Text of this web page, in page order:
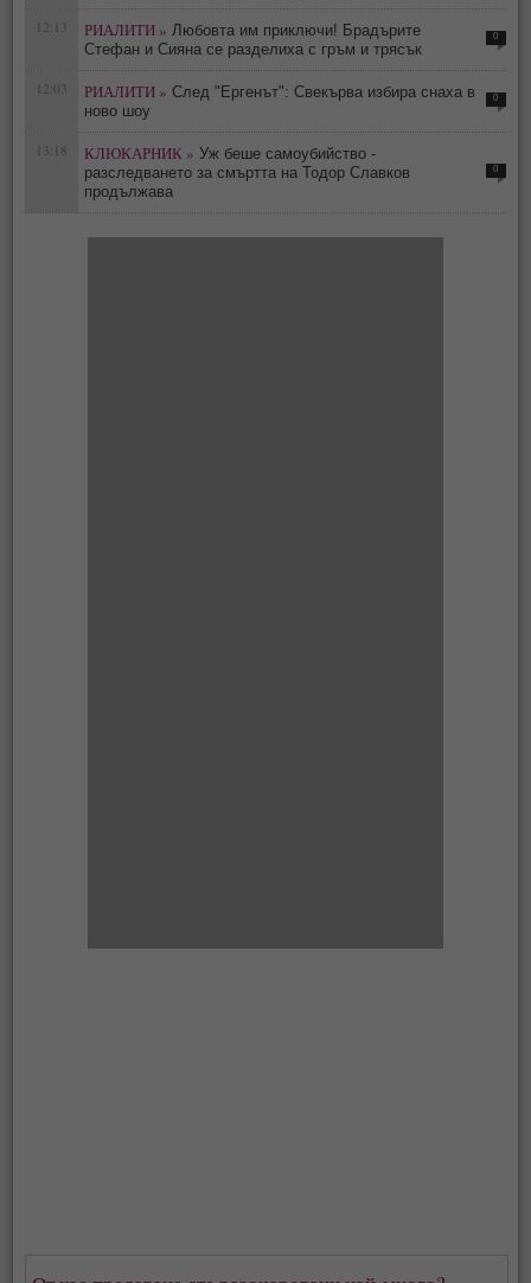
12:13 РИАЛИТИ » Любовта им приключи! Брадърите
Стефан и Сияна се разделиха с гръм и трясък
0
12:03 РИАЛИТИ » След "Ергенът": Свекърва избира снаха в
ново шоу
0
13:18 КЛЮКАРНИК » Уж беше самоубийство -
разследването за смъртта на Тодор Славков
продължава
0